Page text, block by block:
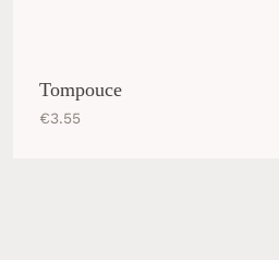
Tompouce
€3.55